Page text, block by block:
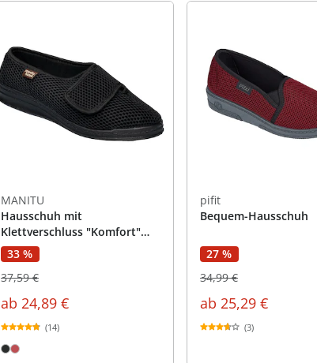
MANITU
Hausschuh mit
Klettverschluss "Komfort"
schwarz
33 %
37,59 €
ab 24,89 €
(14)
pifit
Bequem-Hausschuh
27 %
34,99 €
ab 25,29 €
(3)